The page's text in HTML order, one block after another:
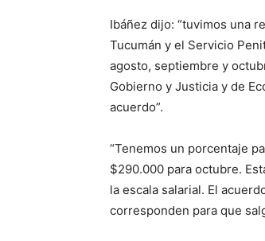
Ibáñez dijo: “tuvimos una
Tucumán y el Servicio
agosto, septiembre y
Gobierno y Justicia y de
acuerdo”.
“Tenemos un porcentaje
$290.000 para octubre.
la escala salarial. El
corresponden para que